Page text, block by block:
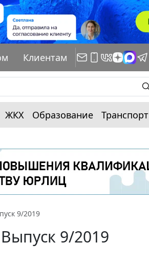
Клиентам
ЖКХ Образование Транспорт
9/2019
9/2019